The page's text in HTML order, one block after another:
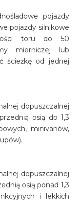
pojazdy
pojazdy silnikowe
toru do 50
mierniczej lub
ścieżkę od jednej
dopuszczalnej
osią do 1,3
minivanów,
dopuszczalnej
osią ponad 1,3
i lekkich